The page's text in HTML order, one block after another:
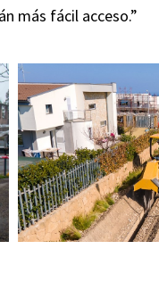
más fácil acceso.”